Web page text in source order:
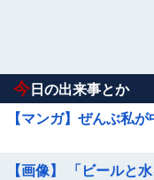
今 日の出来事とか
【マンガ】ぜんぶ私が
【画像】 「ビールと